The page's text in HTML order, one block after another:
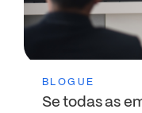
BLOGUE
Se todas as